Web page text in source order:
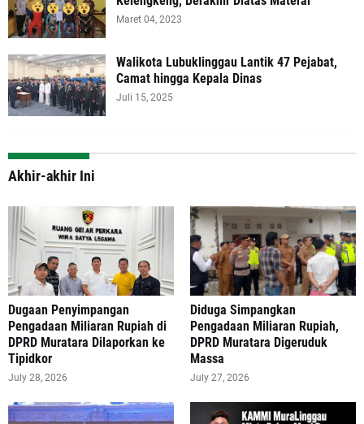
Maret 04, 2023
Walikota Lubuklinggau Lantik 47 Pejabat,
Camat hingga Kepala Dinas
Juli 15, 2025
Akhir-akhir Ini
‎Dugaan Penyimpangan
Pengadaan Miliaran Rupiah di
DPRD Muratara Dilaporkan ke
Tipidkor
July 28, 2026
Diduga Simpangkan
Pengadaan Miliaran Rupiah,
DPRD Muratara Digeruduk
Massa
July 27, 2026